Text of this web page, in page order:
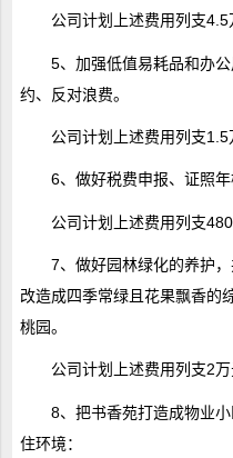
公司计划上述费用列支4.5
5、加强低值易耗品和办
约、反对浪费。
公司计划上述费用列支1.5
6、做好税费申报、证照年
公司计划上述费用列支
7、做好园林绿化的养护
改造成四季常绿且花果飘香的
桃园。
公司计划上述费用列支2万
8、把书香苑打造成物业
住环境：